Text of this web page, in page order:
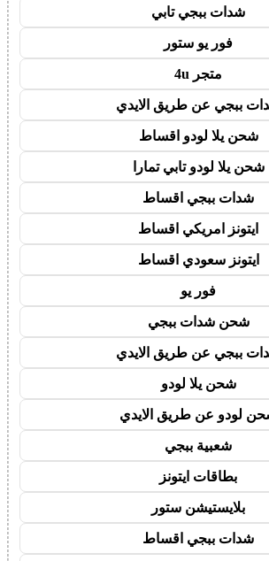
شدات ببجي تابي
فور يو ستور
متجر 4u
ببجي عن طريق الايدي
شحن يلا لودو اقساط
شحن يلا لودو تابي تمارا
شدات ببجي اقساط
ايتونز امريكي اقساط
ايتونز سعودي اقساط
فور يو
شحن شدات ببجي
ببجي عن طريق الايدي
شحن يلا لودو
لودو عن طريق الايدي
شعبية ببجي
بطاقات ايتونز
بلايستيشن ستور
شدات ببجي اقساط